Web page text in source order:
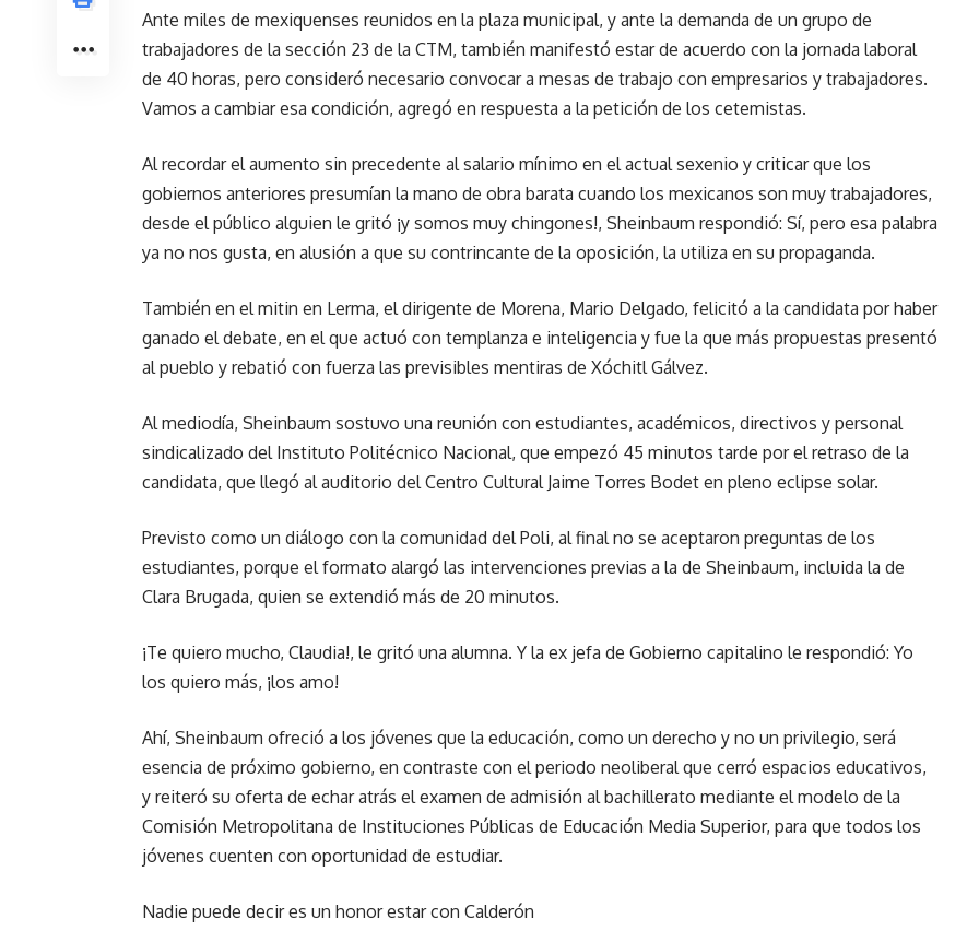
Ante miles de mexiquenses reunidos en la plaza municipal, y ante la demanda de un grupo de
trabajadores de la sección 23 de la CTM, también manifestó estar de acuerdo con la jornada laboral
de 40 horas, pero consideró necesario convocar a mesas de trabajo con empresarios y trabajadores.
Vamos a cambiar esa condición, agregó en respuesta a la petición de los cetemistas.
Al recordar el aumento sin precedente al salario mínimo en el actual sexenio y criticar que los
gobiernos anteriores presumían la mano de obra barata cuando los mexicanos son muy trabajadores,
desde el público alguien le gritó ¡y somos muy chingones!, Sheinbaum respondió: Sí, pero esa palabra
ya no nos gusta, en alusión a que su contrincante de la oposición, la utiliza en su propaganda.
También en el mitin en Lerma, el dirigente de Morena, Mario Delgado, felicitó a la candidata por haber
ganado el debate, en el que actuó con templanza e inteligencia y fue la que más propuestas presentó
al pueblo y rebatió con fuerza las previsibles mentiras de Xóchitl Gálvez.
Al mediodía, Sheinbaum sostuvo una reunión con estudiantes, académicos, directivos y personal
sindicalizado del Instituto Politécnico Nacional, que empezó 45 minutos tarde por el retraso de la
candidata, que llegó al auditorio del Centro Cultural Jaime Torres Bodet en pleno eclipse solar.
Previsto como un diálogo con la comunidad del Poli, al final no se aceptaron preguntas de los
estudiantes, porque el formato alargó las intervenciones previas a la de Sheinbaum, incluida la de
Clara Brugada, quien se extendió más de 20 minutos.
¡Te quiero mucho, Claudia!, le gritó una alumna. Y la ex jefa de Gobierno capitalino le respondió: Yo
los quiero más, ¡los amo!
Ahí, Sheinbaum ofreció a los jóvenes que la educación, como un derecho y no un privilegio, será
esencia de próximo gobierno, en contraste con el periodo neoliberal que cerró espacios educativos,
y reiteró su oferta de echar atrás el examen de admisión al bachillerato mediante el modelo de la
Comisión Metropolitana de Instituciones Públicas de Educación Media Superior, para que todos los
jóvenes cuenten con oportunidad de estudiar.
Nadie puede decir es un honor estar con Calderón